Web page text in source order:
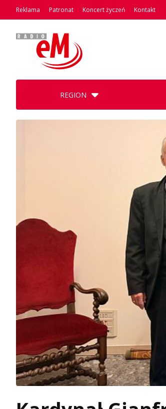
Reklama Patronat Koncert życzeń Kontakt
REGION